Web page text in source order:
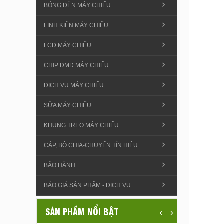
BÓNG ĐÈN MÁY CHIẾU
LINH KIỆN MÁY CHIẾU
LCD MÁY CHIẾU
CHIP DMD MÁY CHIẾU
DỊCH VỤ MÁY CHIẾU
SỬA MÁY CHIẾU
KHUNG TREO MÁY CHIẾU
CÁP, BỘ CHIA-CHUYỂN TÍN HIỆU
BẢO HÀNH
BÁO GIÁ SẢN PHẨM - DỊCH VỤ
SẢN PHẨM NỔI BẬT ‹ ›